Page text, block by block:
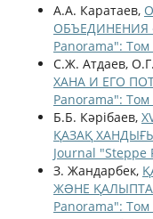
А.А. Каратаев,
ОБЪЕДИНЕНИЯ
Panorama":
С.Ж. Атдаев,
ХАНА И ЕГО
Panorama":
Б.Б. Кәрібаев,
ҚАЗАҚ
Journal
З. Жандарбек,
ЖƏНЕ
Panorama":